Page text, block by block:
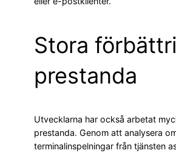
Stora
prestanda
Utvecklarna har också arbetat
prestanda. Genom att analysera
terminalinspelningar från tjänsten